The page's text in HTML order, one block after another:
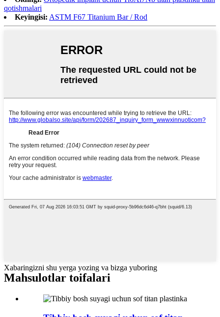
qotishmalari
Keyingisi: ASTM F67 Titanium Bar / Rod
Xabaringizni shu yerga yozing va bizga yuboring
Mahsulotlar toifalari